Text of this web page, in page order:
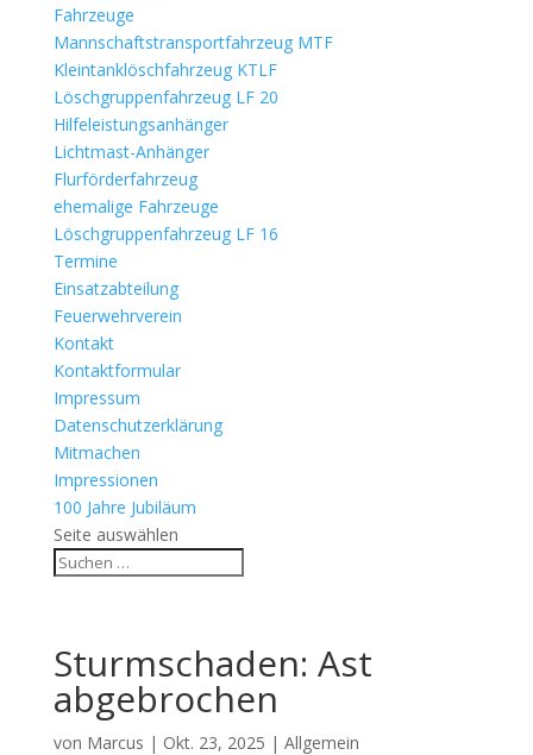
Fahrzeuge
Mannschaftstransportfahrzeug MTF
Kleintanklöschfahrzeug KTLF
Löschgruppenfahrzeug LF 20
Hilfeleistungsanhänger
Lichtmast-Anhänger
Flurförderfahrzeug
ehemalige Fahrzeuge
Löschgruppenfahrzeug LF 16
Termine
Einsatzabteilung
Feuerwehrverein
Kontakt
Kontaktformular
Impressum
Datenschutzerklärung
Mitmachen
Impressionen
100 Jahre Jubiläum
Seite auswählen
Sturmschaden: Ast
abgebrochen
von Marcus | Okt. 23, 2025 | Allgemein